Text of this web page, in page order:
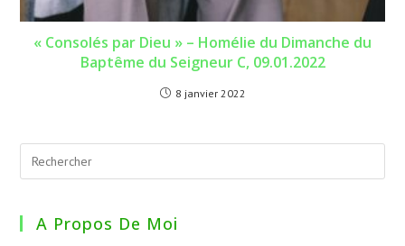
« Consolés par Dieu » – Homélie du Dimanche du
Baptême du Seigneur C, 09.01.2022
8 janvier 2022
A Propos De Moi